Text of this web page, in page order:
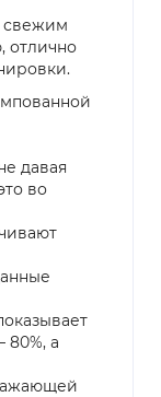
свежим
отлично
давая
во
80%, а